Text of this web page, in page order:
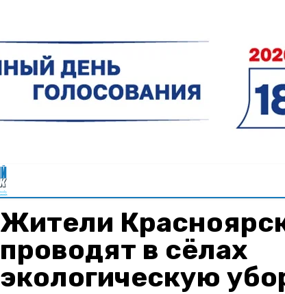
Жители
проводят в сёлах
экологическую